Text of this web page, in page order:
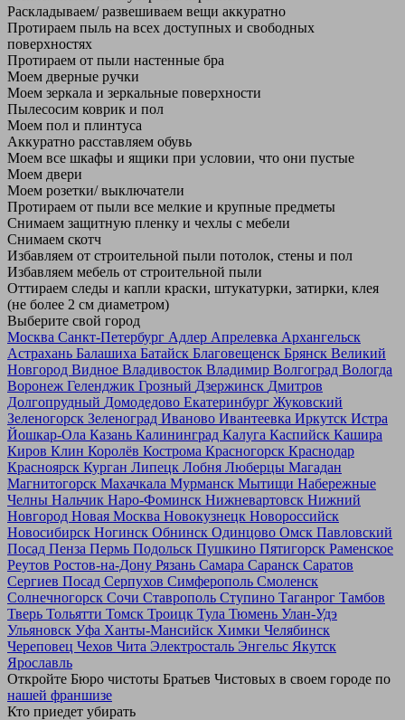
Раскладываем/ развешиваем вещи аккуратно
Протираем пыль на всех доступных и свободных
поверхностях
Протираем от пыли настенные бра
Моем дверные ручки
Моем зеркала и зеркальные поверхности
Пылесосим коврик и пол
Моем пол и плинтуса
Аккуратно расставляем обувь
Моем все шкафы и ящики при условии, что они пустые
Моем двери
Моем розетки/ выключатели
Протираем от пыли все мелкие и крупные предметы
Снимаем защитную пленку и чехлы с мебели
Снимаем скотч
Избавляем от строительной пыли потолок, стены и пол
Избавляем мебель от строительной пыли
Оттираем следы и капли краски, штукатурки, затирки, клея
(не более 2 см диаметром)
Выберите свой город
Москва Санкт-Петербург Адлер Апрелевка Архангельск
Астрахань Балашиха Батайск Благовещенск Брянск Великий
Новгород Видное Владивосток Владимир Волгоград Вологда
Воронеж Геленджик Грозный Дзержинск Дмитров
Долгопрудный Домодедово Екатеринбург Жуковский
Зеленогорск Зеленоград Иваново Ивантеевка Иркутск Истра
Йошкар-Ола Казань Калининград Калуга Каспийск Кашира
Киров Клин Королёв Кострома Красногорск Краснодар
Красноярск Курган Липецк Лобня Люберцы Магадан
Магнитогорск Махачкала Мурманск Мытищи Набережные
Челны Нальчик Наро-Фоминск Нижневартовск Нижний
Новгород Новая Москва Новокузнецк Новороссийск
Новосибирск Ногинск Обнинск Одинцово Омск Павловский
Посад Пенза Пермь Подольск Пушкино Пятигорск Раменское
Реутов Ростов-на-Дону Рязань Самара Саранск Саратов
Сергиев Посад Серпухов Симферополь Смоленск
Солнечногорск Сочи Ставрополь Ступино Таганрог Тамбов
Тверь Тольятти Томск Троицк Тула Тюмень Улан-Удэ
Ульяновск Уфа Ханты-Мансийск Химки Челябинск
Череповец Чехов Чита Электросталь Энгельс Якутск
Ярославль
Откройте Бюро чистоты Братьев Чистовых в своем городе по
нашей франшизе
Кто приедет убирать